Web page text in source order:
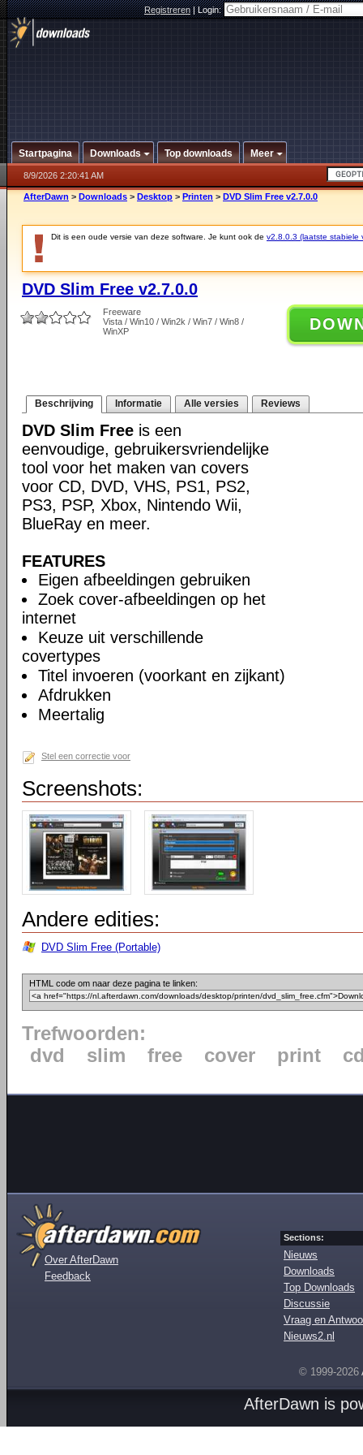
Registreren|Login:
Startpagina Downloads Top downloads Meer
8/9/2026 2:20:41 AM
AfterDawn > Downloads > Desktop > Printen > DVD Slim Free v2.7.0.0
Dit is een oude versie van deze software. Je kunt ook de v2.8.0.3 (laatste stabiele
DVD Slim Free v2.7.0.0
Freeware
Vista / Win10 / Win2k / Win7 / Win8 /
WinXP
Beschrijving Informatie Alle versies Reviews
DVD Slim Free is een
eenvoudige, gebruikersvriendelijke
tool voor het maken van covers
voor CD, DVD, VHS, PS1, PS2,
PS3, PSP, Xbox, Nintendo Wii,
BlueRay en meer.
FEATURES
Eigen afbeeldingen gebruiken
Zoek cover-afbeeldingen op het
internet
Keuze uit verschillende
covertypes
Titel invoeren (voorkant en zijkant)
Afdrukken
Meertalig
Stel een correctie voor
Screenshots:
Andere edities:
DVD Slim Free (Portable)
HTML code om naar deze pagina te linken:
Trefwoorden:
dvd
slim free cover print
Over AfterDawn
Feedback
Sections:
Nieuws
Downloads
Top Downloads
Discussie
Vraag en
Nieuws2.nl
© 1999-2026
AfterDawn is